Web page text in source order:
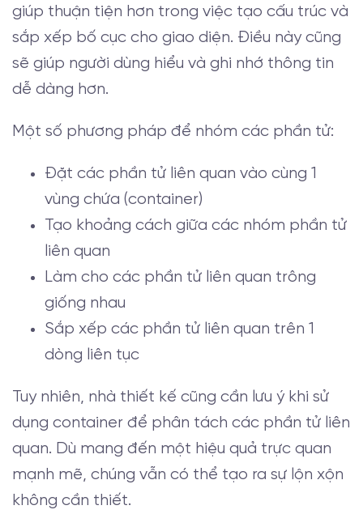
giúp thuận tiện hơn trong việc tạo cấu trúc và
sắp xếp bố cục cho giao diện. Điều này cũng
sẽ giúp người dùng hiểu và ghi nhớ thông tin
dễ dàng hơn.
Một số phương pháp để nhóm các phần tử:
Đặt các phần tử liên quan vào cùng 1
vùng chứa (container)
Tạo khoảng cách giữa các nhóm phần tử
liên quan
Làm cho các phần tử liên quan trông
giống nhau
Sắp xếp các phần tử liên quan trên 1
dòng liên tục
Tuy nhiên, nhà thiết kế cũng cần lưu ý khi sử
dụng container để phân tách các phần tử liên
quan. Dù mang đến một hiệu quả trực quan
mạnh mẽ, chúng vẫn có thể tạo ra sự lộn xộn
không cần thiết.